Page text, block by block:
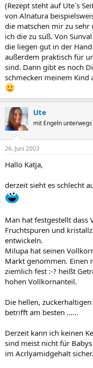
(Rezept steht auf Ute´s
von Alnatura
die matschen mir zu
ich die zu süß. Von
die liegen gut in der
außerdem praktisch für
sind. Dann gibt es noch
schmecken meinem Kind
Ute
mit Engeln unterwegs
26. Juni 2003
Hallo Katja,
derzeit sieht es schlecht
Man hat festgestellt dass
Fruchtspuren und
entwickeln.
Milupa hat seinen
Markt genommen. Einen
ziemlich fest :-? heißt
hohen Vollkornanteil.
Die hellen,
betrifft am besten ......
Derzeit kann ich keinen
sind meist nicht für
im Acrlyamidgehalt sicher.